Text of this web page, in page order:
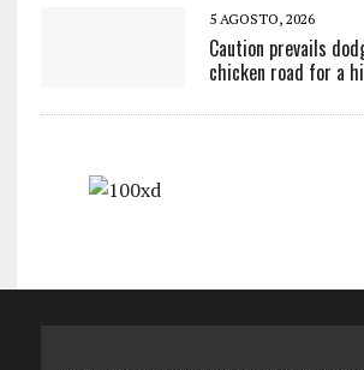
5 AGOSTO, 2026
Caution prevails
chicken road for a